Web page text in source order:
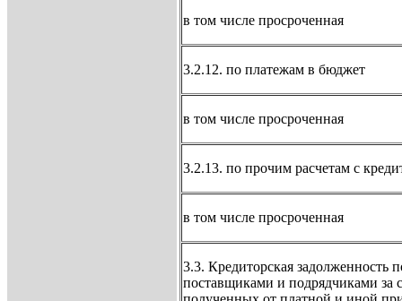
в том числе просроченная
3.2.12. по платежам в бюджет
в том числе просроченная
3.2.13. по прочим расчетам с
в том числе просроченная
3.3. Кредиторская задолженность
поставщиками и подрядчиками за